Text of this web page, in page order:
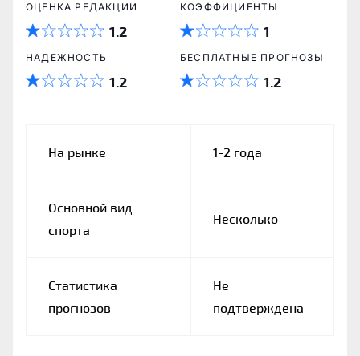
ОЦЕНКА РЕДАКЦИИ
1.2
КОЭФФИЦИЕНТЫ
1
НАДЕЖНОСТЬ
1.2
БЕСПЛАТНЫЕ ПРОГНОЗЫ
1.2
На рынке 1-2 года
Основной вид
спорта
Несколько
Статистика
прогнозов
Не
подтверждена